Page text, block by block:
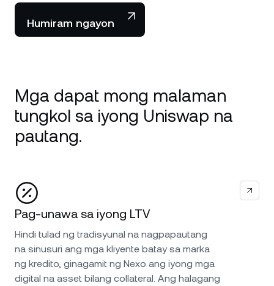
Humiram ngayon
Mga dapat mong malaman
tungkol sa iyong Uniswap na
pautang.
Pag-unawa sa iyong LTV
Hindi tulad ng tradisyunal na nagpapautang
na sinusuri ang mga kliyente batay sa marka
ng kredito, ginagamit ng Nexo ang iyong mga
digital na asset bilang collateral. Ang halagang